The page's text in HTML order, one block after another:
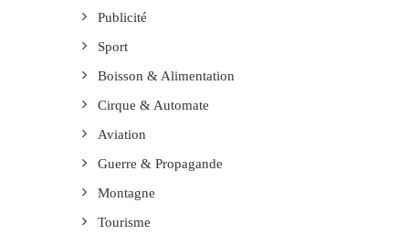
Publicité
Sport
Boisson & Alimentation
Cirque & Automate
Aviation
Guerre & Propagande
Montagne
Tourisme